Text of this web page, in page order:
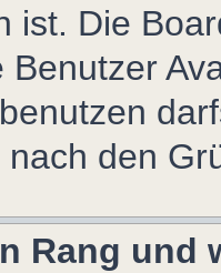
ist. Die
Benutzer
den
Rang und